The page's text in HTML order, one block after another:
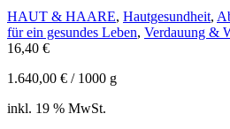
HAUT & HAARE, Hautgesundheit,
für ein gesundes Leben, Verdauung &
16,40 €
1.640,00 € / 1000 g
inkl. 19 % MwSt.